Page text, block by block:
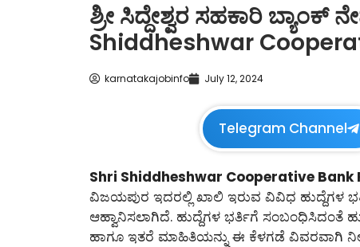
ಶ್ರೀ ಸಿದ್ದೇಶ್ವರ ಸಹಕಾರಿ
Shiddheshwar
karnatakajobinfo July 12, 2024
Telegram Channel
Shri Shiddheshwar Cooperative Bank
ವಿಜಯಪುರ ಇದರಲ್ಲಿ ಖಾಲಿ ಇರುವ ವಿವಿಧ ಹುದ್ದೆಗಳ
ಆಹ್ವಾನಿಸಲಾಗಿದೆ. ಹುದ್ದೆಗಳ ಭರ್ತಿಗೆ ಸಂಬಂಧಿಸಿದಂತೆ
ಹಾಗೂ ಇತರೆ ಮಾಹಿತಿಯನ್ನು ಈ ಕೆಳಗಡೆ ವಿವರವಾಗಿ